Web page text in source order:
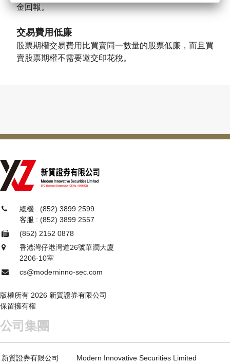
金回報。
交易費用低廉
股票期權交易費用比買賣同一數量的股票低廉，而且買
賣股票期權不需要邀交印花稅。
總機 : (852) 3899 2599
客服 : (852) 3899 2557
(852) 2152 0878
香港灣仔港灣道26號華潤大廈
2206-10室
cs@moderninno-sec.com
版權所有 2026 新質證券有限公司
保留擁有權
公司集團
新質證券有限公司 Modern Innovative Securities Limited
恒生銀行
024-390-
- -
中國銀行
012-884-0-
010312-6
- -
站將更改為 : www.moderninno-sec.com
除以上更改外，本公司的
聯絡電話均維持不變，所有日常業務將如常進行，不
會受到任何影響。
如有任何查詢，歡迎致電客戶服務熱線：3899 2557
為了迎接未來發展的新機遇，本公司及其下成員公司
舊
ChaoShang
潮商資產管理有限公 新質資產管理有限公司